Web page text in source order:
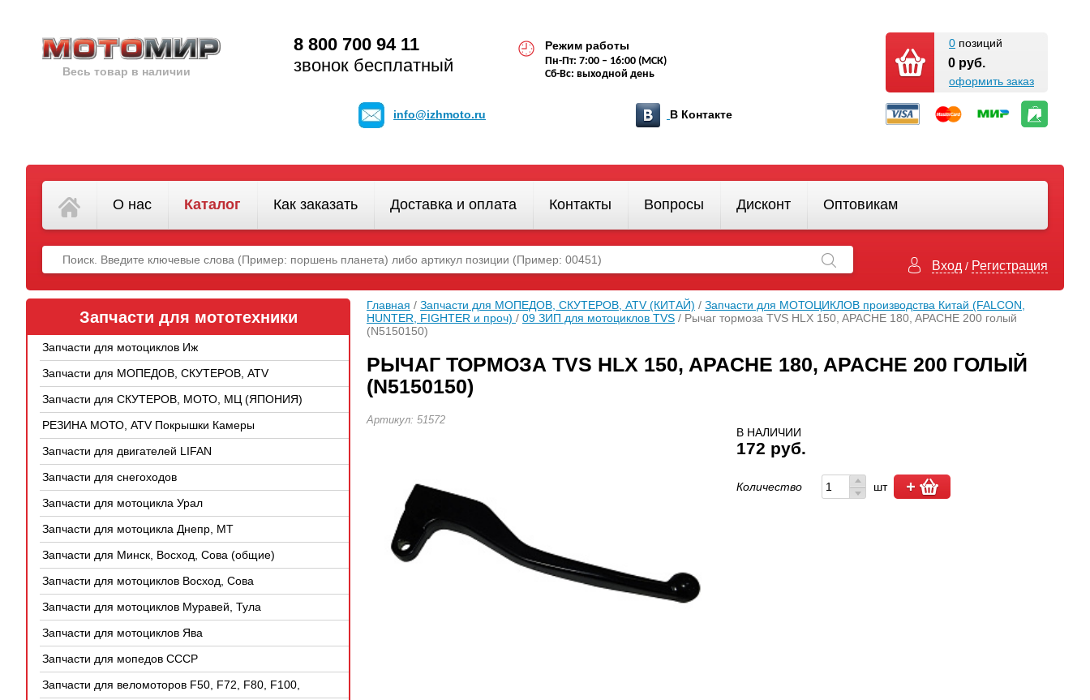
Весь товар в наличии
8 800 700 94 11
звонок бесплатный
Режим работы
Пн-Пт: 7:00 – 16:00 (МСК)
Сб-Вс: выходной день
0 позиций
0 руб.
оформить заказ
info@izhmoto.ru В Контакте
О нас Каталог Как заказать Доставка и оплата Контакты Вопросы Дисконт Оптовикам
Вход / Регистрация
Запчасти для мототехники
Запчасти для мотоциклов Иж
Запчасти для МОПЕДОВ, СКУТЕРОВ, ATV
(КИТАЙ)
Запчасти для СКУТЕРОВ, МОТО, МЦ (ЯПОНИЯ)
РЕЗИНА МОТО, ATV Покрышки Камеры
Запчасти для двигателей LIFAN
Запчасти для снегоходов
Запчасти для мотоцикла Урал
Запчасти для мотоцикла Днепр, МТ
Запчасти для Минск, Восход, Сова (общие)
Запчасти для мотоциклов Восход, Сова
Запчасти для мотоциклов Муравей, Тула
Запчасти для мотоциклов Ява
Запчасти для мопедов СССР
Запчасти для веломоторов F50, F72, F80, F100,
Главная / Запчасти для МОПЕДОВ, СКУТЕРОВ, ATV (КИТАЙ) / Запчасти для МОТОЦИКЛОВ производства Китай (FALCON,
HUNTER, FIGHTER и проч) / 09 ЗИП для мотоциклов TVS / Рычаг тормоза TVS HLX 150, APACHE 180, APACHE 200 голый
(N5150150)
РЫЧАГ ТОРМОЗА TVS HLX 150, APACHE 180, APACHE 200 ГОЛЫЙ
(N5150150)
Артикул: 51572
В НАЛИЧИИ
172 руб.
Количество шт